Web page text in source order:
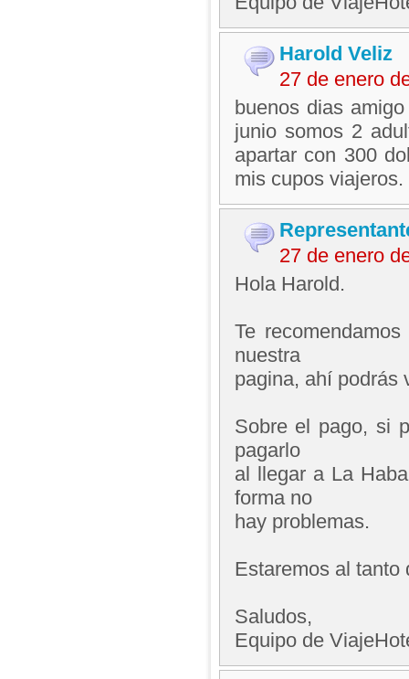
Harold Veliz
27 de enero
buenos dias
junio somos 2
apartar con 300
mis cupos viajeros.
27 de enero
Hola Harold.
Te
nuestra
pagina, ahí podrás
Sobre el pago, si
pagarlo
al llegar a La
forma no
hay problemas.
Estaremos al tanto
Saludos,
Equipo de